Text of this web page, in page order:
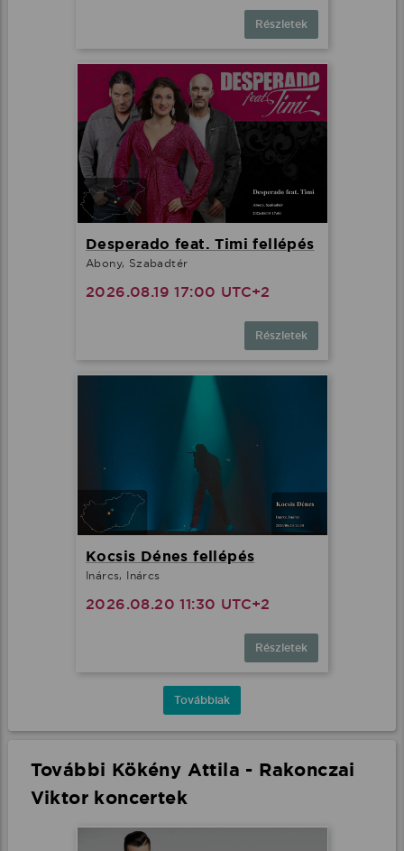
Részletek
Desperado feat. Timi fellépés
Abony, Szabadtér
2026.08.19 17:00 UTC+2
Részletek
Kocsis Dénes fellépés
Inárcs, Inárcs
2026.08.20 11:30 UTC+2
Részletek
Továbbiak
További Kökény Attila - Rakonczai
Viktor koncertek